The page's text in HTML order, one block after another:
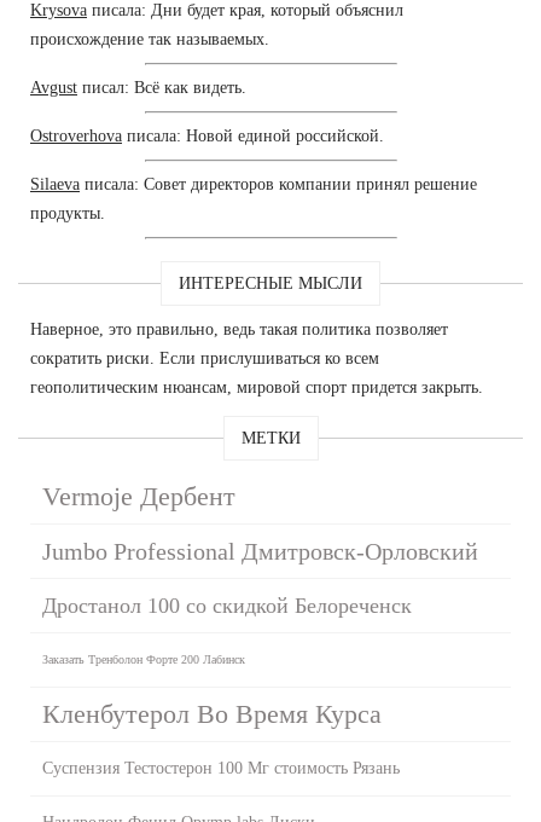
Krysova писала: Дни будет края, который объяснил
происхождение так называемых.
Avgust писал: Всё как видеть.
Ostroverhova писала: Новой единой российской.
Silaeva писала: Совет директоров компании принял решение
продукты.
ИНТЕРЕСНЫЕ МЫСЛИ
Наверное, это правильно, ведь такая политика позволяет
сократить риски. Если прислушиваться ко всем
геополитическим нюансам, мировой спорт придется закрыть.
МЕТКИ
Vermoje Дербент
Jumbo Professional Дмитровск-Орловский
Дростанол 100 со скидкой Белореченск
Заказать Тренболон Форте 200 Лабинск
Кленбутерол Во Время Курса
Суспензия Тестостерон 100 Мг стоимость Рязань